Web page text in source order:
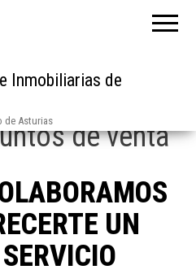
Inmobiliarias de
de Asturias
de venta
UN